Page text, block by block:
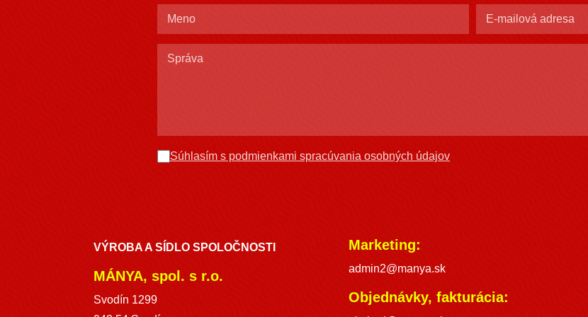
Súhlasím s podmienkami spracúvania osobných údajov
VÝROBA A SÍDLO SPOLOČNOSTI
MÁNYA, spol. s r.o.
Svodín 1299
Marketing:
admin2@manya.sk
Objednávky, fakturácia: